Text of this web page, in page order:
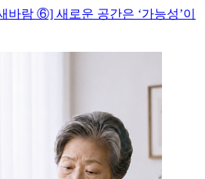
바람 ⑥] 새로운 공간은 ‘가능성’이